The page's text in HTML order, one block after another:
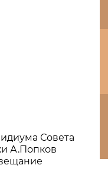
Совета
А.Попков